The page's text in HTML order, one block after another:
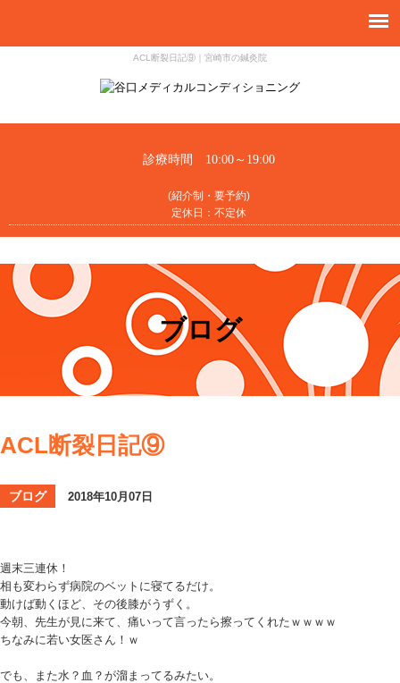
ACL断裂日記⑨｜宮崎市の鍼灸院
診療時間 10:00～19:00
(紹介制・要予約)
定休日：不定休
ブログ
ACL断裂日記⑨
ブログ 2018年10月07日
週末三連休！
相も変わらず病院のベットに寝てるだけ。
動けば動くほど、その後膝がうずく。
今朝、先生が見に来て、痛いって言ったら擦ってくれたｗｗｗｗ
ちなみに若い女医さん！ｗ
でも、また水？血？が溜まってるみたい。